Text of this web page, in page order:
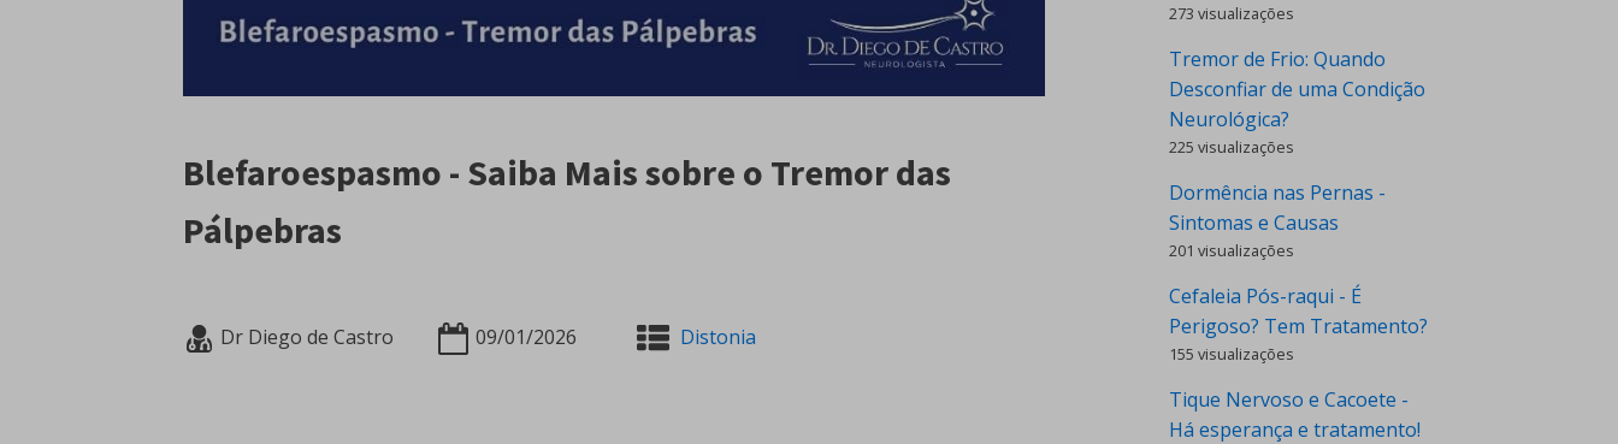
Blefaroespasmo - Saiba Mais sobre o Tremor das
Pálpebras
Dr Diego de Castro 09/01/2026 Distonia
273 visualizações
Tremor de Frio: Quando
Desconfiar de uma Condição
Neurológica?
225 visualizações
Dormência nas Pernas -
Sintomas e Causas
201 visualizações
Cefaleia Pós-raqui - É
Perigoso? Tem Tratamento?
155 visualizações
Tique Nervoso e Cacoete -
Há esperança e tratamento!